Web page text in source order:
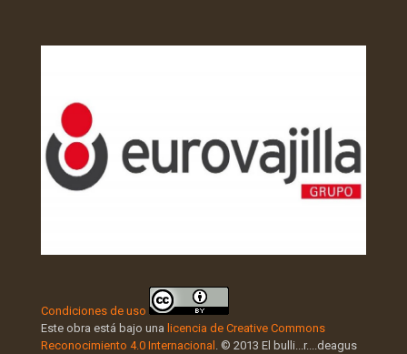
Condiciones de uso
Este obra está bajo una licencia de Creative Commons
Reconocimiento 4.0 Internacional
. © 2013 El bulli...r....deagus